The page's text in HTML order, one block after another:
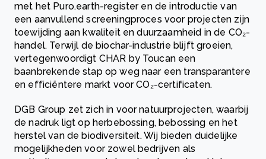
met het Puro.earth-register en de introductie van
een aanvullend screeningproces voor projecten zijn
toewijding aan kwaliteit en duurzaamheid in de CO₂-
handel. Terwijl de biochar-industrie blijft groeien,
vertegenwoordigt CHAR by Toucan een
baanbrekende stap op weg naar een transparantere
en efficiëntere markt voor CO₂-certificaten.
DGB Group zet zich in voor natuurprojecten, waarbij
de nadruk ligt op herbebossing, bebossing en het
herstel van de biodiversiteit. Wij bieden duidelijke
mogelijkheden voor zowel bedrijven als